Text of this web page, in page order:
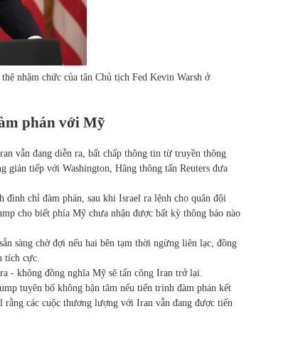
nhậm chức của tân Chủ tịch Fed Kevin Warsh ở
phán với Mỹ
vẫn đang diễn ra, bất chấp thông tin từ truyền thông
gián tiếp với Washington, Hãng thông tấn Reuters đưa
chỉ đàm phán, sau khi Israel ra lệnh cho quân đội
cho biết phía Mỹ chưa nhận được bất kỳ thông báo nào
sàng chờ đợi nếu hai bên tạm thời ngừng liên lạc, đồng
tích cực.
- không đồng nghĩa Mỹ sẽ tấn công Iran trở lại.
tuyên bố không bận tâm nếu tiến trình đàm phán kết
các cuộc thương lượng với Iran vẫn đang được tiến